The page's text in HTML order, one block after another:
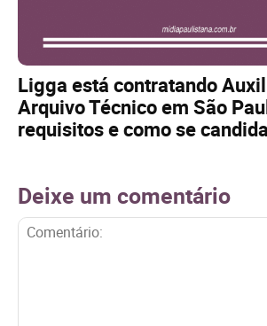
Ligga está contratando
Arquivo Técnico em São
requisitos e como se
Deixe um comentário